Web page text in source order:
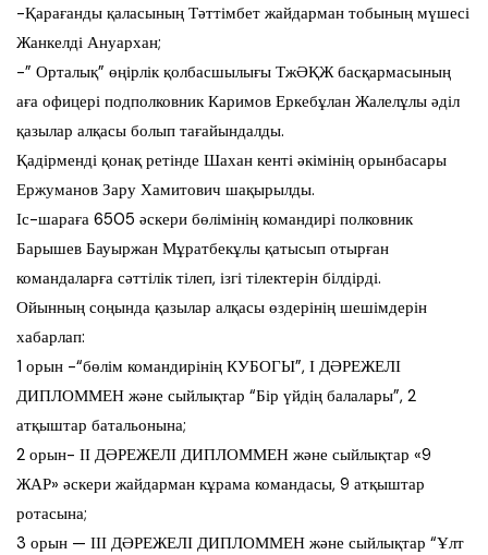
-Қарағанды қаласының Тәттімбет жайдарман тобының мүшесі⁠
Жанкелді Ануархан;
-” Орталық” өңірлік қолбасшылығы ТжӘҚЖ басқармасының
аға офицері подполковник Каримов Еркебұлан Жалелұлы әділ
қазылар алқасы болып тағайындалды.
Қадірменді қонақ ретінде Шахан кенті әкімінің орынбасары
Ержуманов Зару Хамитович шақырылды.
Іс-шараға 6505 әскери бөлімінің командирі полковник
Барышев Бауыржан Мұратбекұлы қатысып отырған
командаларға сәттілік тілеп, ізгі тілектерін білдірді.
Ойынның соңында қазылар алқасы өздерінің шешімдерін
хабарлап:
1 орын -“бөлім командирінің КУБОГЫ”, І ДӘРЕЖЕЛІ
ДИПЛОММЕН және сыйлықтар “Бір үйдің балалары”, 2
атқыштар батальонына;
2 орын- ІІ ДӘРЕЖЕЛІ ДИПЛОММЕН және сыйлықтар «9
ЖАР» әскери жайдарман кұрама командасы, 9 атқыштар
ротасына;
3 орын — ІІІ ДӘРЕЖЕЛІ ДИПЛОММЕН және сыйлықтар “Ұлт